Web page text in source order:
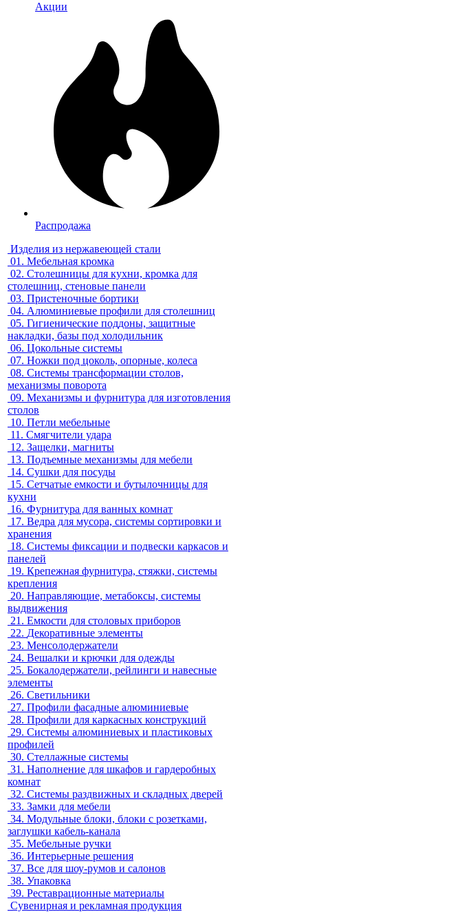
Акции
Распродажа
Изделия из нержавеющей стали
01. Мебельная кромка
02. Столешницы для кухни, кромка для
столешниц, стеновые панели
03. Пристеночные бортики
04. Алюминиевые профили для столешниц
05. Гигиенические поддоны, защитные
накладки, базы под холодильник
06. Цокольные системы
07. Ножки под цоколь, опорные, колеса
08. Системы трансформации столов,
механизмы поворота
09. Механизмы и фурнитура для изготовления
столов
10. Петли мебельные
11. Смягчители удара
12. Защелки, магниты
13. Подъемные механизмы для мебели
14. Сушки для посуды
15. Сетчатые емкости и бутылочницы для
кухни
16. Фурнитура для ванных комнат
17. Ведра для мусора, системы сортировки и
хранения
18. Системы фиксации и подвески каркасов и
панелей
19. Крепежная фурнитура, стяжки, системы
крепления
20. Направляющие, метабоксы, системы
выдвижения
21. Емкости для столовых приборов
22. Декоративные элементы
23. Менсолодержатели
24. Вешалки и крючки для одежды
25. Бокалодержатели, рейлинги и навесные
элементы
26. Светильники
27. Профили фасадные алюминиевые
28. Профили для каркасных конструкций
29. Системы алюминиевых и пластиковых
профилей
30. Стеллажные системы
31. Наполнение для шкафов и гардеробных
комнат
32. Системы раздвижных и складных дверей
33. Замки для мебели
34. Модульные блоки, блоки с розетками,
заглушки кабель-канала
35. Мебельные ручки
36. Интерьерные решения
37. Все для шоу-румов и салонов
38. Упаковка
39. Реставрационные материалы
Сувенирная и рекламная продукция